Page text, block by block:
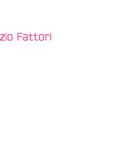
Fattori